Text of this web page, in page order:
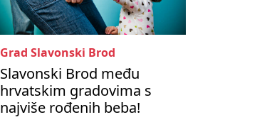
Grad Slavonski Brod
Slavonski Brod među
hrvatskim gradovima s
najviše rođenih beba!